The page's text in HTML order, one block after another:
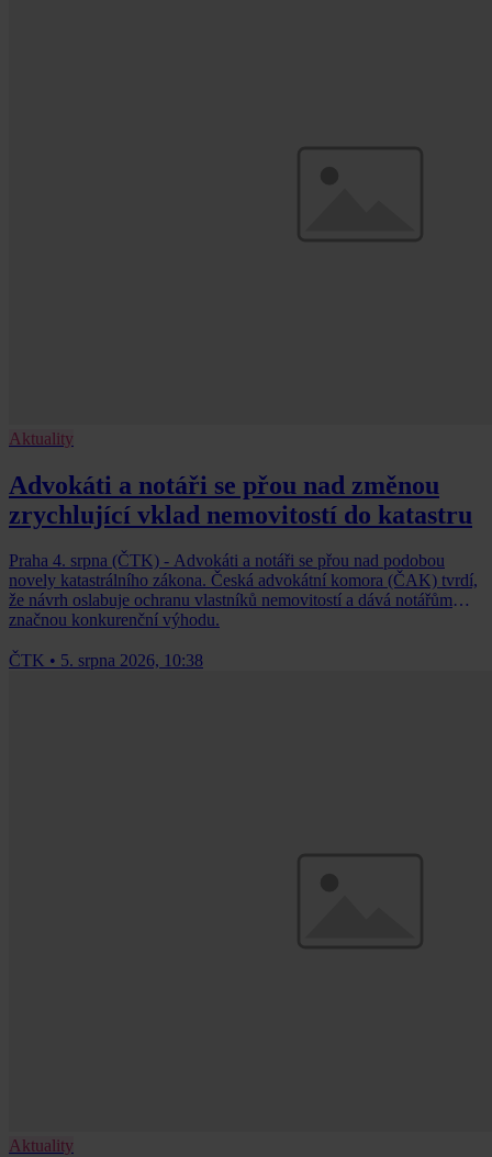
Aktuality
Advokáti a notáři se přou nad změnou
zrychlující vklad nemovitostí do katastru
Praha 4. srpna (ČTK) - Advokáti a notáři se přou nad podobou
novely katastrálního zákona. Česká advokátní komora (ČAK) tvrdí,
že návrh oslabuje ochranu vlastníků nemovitostí a dává notářům
značnou konkurenční výhodu.
ČTK • 5. srpna 2026, 10:38
Aktuality